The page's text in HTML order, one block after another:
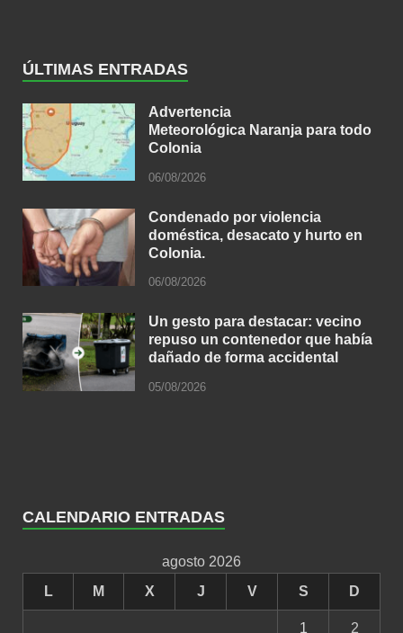
ÚLTIMAS ENTRADAS
Advertencia
Meteorológica Naranja para todo
Colonia
06/08/2026
Condenado por violencia
doméstica, desacato y hurto en
Colonia.
06/08/2026
Un gesto para destacar: vecino
repuso un contenedor que había
dañado de forma accidental
05/08/2026
CALENDARIO ENTRADAS
agosto 2026
L
M X J V S D
1 2